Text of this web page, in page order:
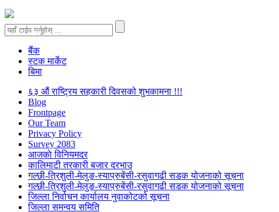
बैंक
स्टक मार्केट
बिमा
६३ औं राष्ट्रिय सहकारी दिवसको शुभकामना !!!
Blog
Frontpage
Our Team
Privacy Policy
Survey 2083
आजकाे विनियमदर
कालिमाटी तरकारी बजार दरभाउ
गल्छी-त्रिशुली-मेलुङ-स्याप्रुबेंसी-रसुवागढी सडक योजनाको सूचना
गल्छी-त्रिशुली-मेलुङ-स्याप्रुबेंसी-रसुवागढी सडक योजनाको सूचना
जिल्ला निर्वाचन कार्यालय नुवाकोटको सूचना
जिल्ला समन्वय समिति